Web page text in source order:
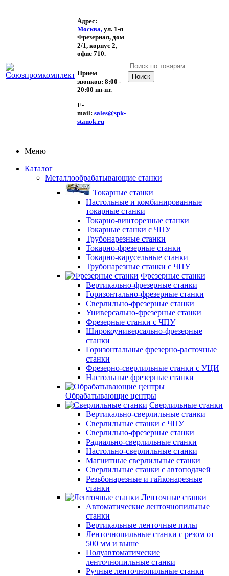
Адрес:
Москва, ул. 1-я
Фрезерная, дом
2/1, корпус 2,
офис 710.
Прием
звонков: 8:00 -
20:00 пн-пт.
E-
mail: sales@spk-
stanok.ru
Меню
Каталог
Металлообрабатывающие станки
Токарные станки
Настольные и комбинированные
токарные станки
Токарно-винторезные станки
Токарные станки с ЧПУ
Трубонарезные станки
Токарно-фрезерные станки
Токарно-карусельные станки
Трубонарезные станки с ЧПУ
Фрезерные станки
Вертикально-фрезерные станки
Горизонтально-фрезерные станки
Сверлильно-фрезерные станки
Универсально-фрезерные станки
Фрезерные станки с ЧПУ
Широкоуниверсально-фрезерные
станки
Горизонтальные фрезерно-расточные
станки
Фрезерно-сверлильные станки с УЦИ
Настольные фрезерные станки
Обрабатывающие центры
Сверлильные станки
Вертикально-сверлильные станки
Сверлильные станки с ЧПУ
Сверлильно-фрезерные станки
Радиально-сверлильные станки
Настольно-сверлильные станки
Магнитные сверлильные станки
Сверлильные станки с автоподачей
Резьбонарезные и гайконарезные
станки
Ленточные станки
Автоматические ленточнопильные
станки
Вертикальные ленточные пилы
Ленточнопильные станки с резом от
500 мм и выше
Полуавтоматические
ленточнопильные станки
Ручные ленточнопильные станки